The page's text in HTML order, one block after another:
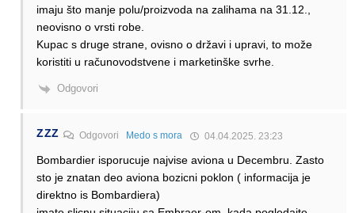
imaju što manje polu/proizvoda na zalihama na 31.12.,
neovisno o vrsti robe.
Kupac s druge strane, ovisno o državi i upravi, to može
koristiti u računovodstvene i marketinške svrhe.
Odgovori
ZZZ Odgovori Medo s mora 04.04.2025. 23:23
Bombardier isporucuje najvise aviona u Decembru. Zasto
sto je znatan deo aviona bozicni poklon ( informacija je
direktno is Bombardiera)